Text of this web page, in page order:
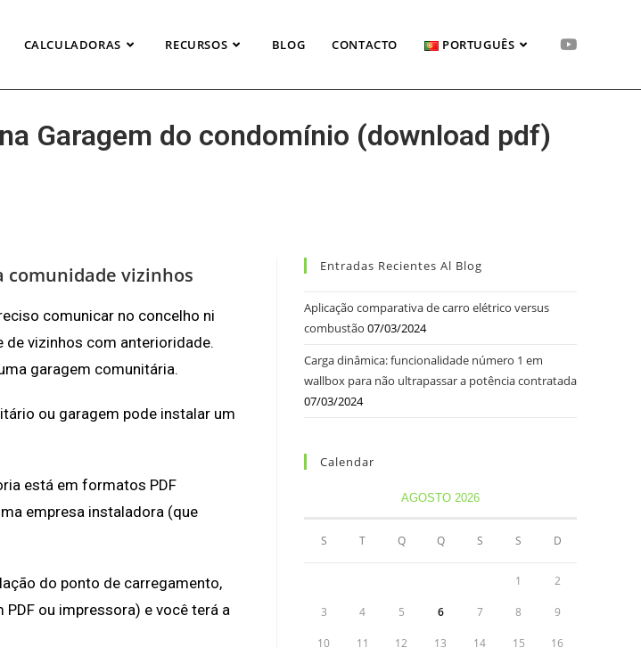
CALCULADORAS RECURSOS BLOG CONTACTO PORTUGUÊS
Garagem do condomínio (download pdf)
comunidade vizinhos
comunicar no concelho ni
vizinhos com anterioridade.
garagem comunitária.
ou garagem pode instalar um
está em formatos PDF
empresa instaladora (que
do ponto de carregamento,
ou impressora) e você terá a
Entradas Recientes Al Blog
Aplicação comparativa de carro elétrico versus
combustão 07/03/2024
Carga dinâmica: funcionalidade número 1 em
wallbox para não ultrapassar a potência contratada
07/03/2024
Calendar
AGOSTO 2026
S T Q Q S S D
1 2
3 4 5 6 7 8 9
10 11 12 13 14 15 16